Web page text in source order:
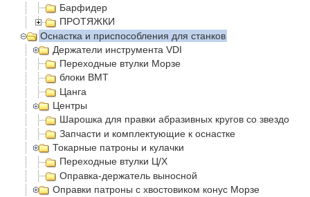
Барфидер
ПРОТЯЖКИ
Оснастка и приспособления для станков
Держатели инструмента VDI
Переходные втулки Морзе
блоки BMT
Цанга
Центры
Шарошка для правки абразивных кругов со
Запчасти и комплектующие к оснастке
Токарные патроны и кулачки
Переходные втулки Ц/Х
Оправка-держатель выносной
Оправки патроны с хвостовиком конус Морзе